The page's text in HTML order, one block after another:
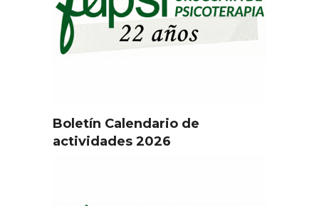
Boletín Calendario de
actividades 2026